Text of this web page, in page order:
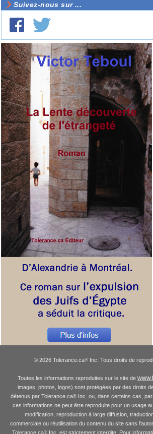
Suivez-nous sur ...
© 2026 Tolerance.ca®Inc. Tous droits de
Toutes les informations reproduites sur le site de
images, photos, logos) sont protégées par des droits
détenus par Tolerance.ca® Inc. ou, dans certains cas,
ces informations ne peut être reproduite pour un usage
modification, reproduction à large diffusion,
commerciale ou réutilisation du contenu du site sans
Tolerance.ca® Inc. est strictement interdite. Pour